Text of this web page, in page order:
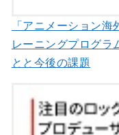
「アニメーション
レーニングプログラ
とと今後の課題